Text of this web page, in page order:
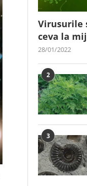
Virusurile
ceva la
28/01/2022
2
3